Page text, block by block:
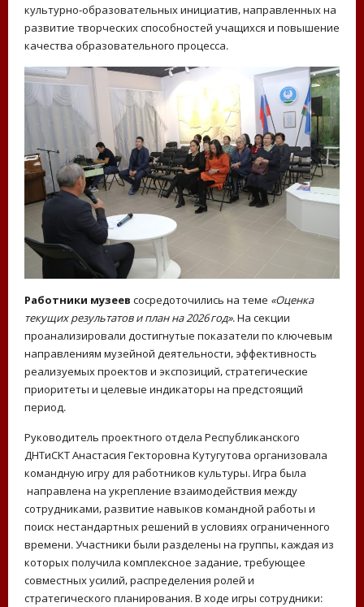
культурно‑образовательных инициатив, направленных на
развитие творческих способностей учащихся и повышение
качества образовательного процесса.
Работники музеев сосредоточились на теме «Оценка
текущих результатов и план на 2026 год». На секции
проанализировали достигнутые показатели по ключевым
направлениям музейной деятельности, эффективность
реализуемых проектов и экспозиций, стратегические
приоритеты и целевые индикаторы на предстоящий
период.
Руководитель проектного отдела Республиканского
ДНТиСКТ Анастасия Гекторовна Кутугутова организовала
командную игру для работников культуры. Игра была
направлена на укрепление взаимодействия между
сотрудниками, развитие навыков командной работы и
поиск нестандартных решений в условиях ограниченного
времени. Участники были разделены на группы, каждая из
которых получила комплексное задание, требующее
совместных усилий, распределения ролей и
стратегического планирования. В ходе игры сотрудники: